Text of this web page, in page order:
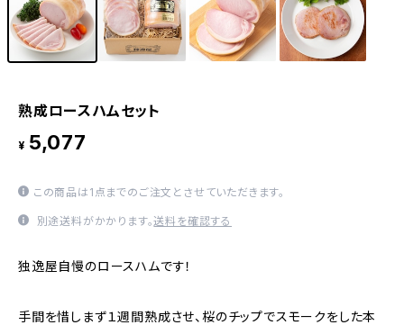
熟成ロースハムセット
¥ 5,077
この商品は1点までのご注文とさせていただきます。
別途送料がかかります。送料を確認する
独逸屋自慢のロースハムです！
手間を惜しまず１週間熟成させ、桜のチップでスモークをした本